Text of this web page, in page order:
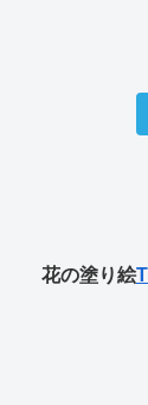
花の塗り絵